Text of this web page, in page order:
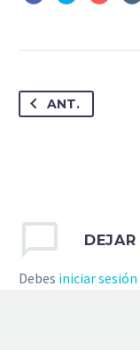
ANT.
DEJAR
Debes iniciar sesión